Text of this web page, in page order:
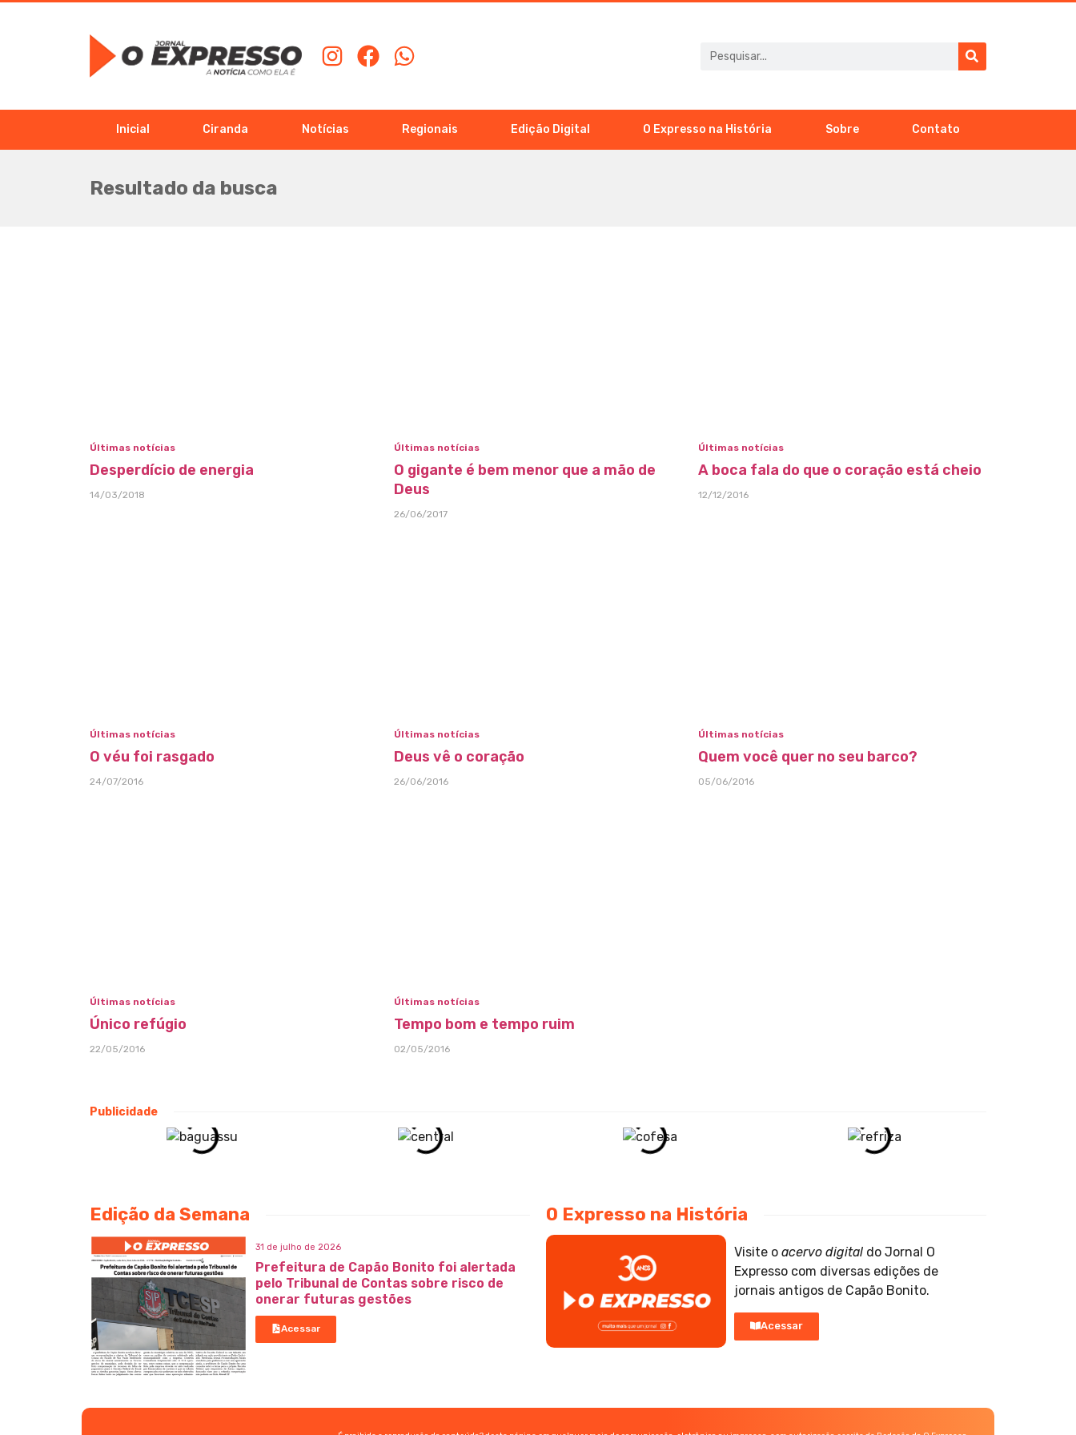
Inicial Ciranda Notícias Regionais Edição Digital O Expresso na História Sobre Contato
Resultado da busca
Últimas notícias
Desperdício de energia
14/03/2018
Últimas notícias
O gigante é bem menor que a mão de
Deus
26/06/2017
Últimas notícias
A boca fala do que o coração está cheio
12/12/2016
Últimas notícias
O véu foi rasgado
24/07/2016
Últimas notícias
Deus vê o coração
26/06/2016
Últimas notícias
Quem você quer no seu barco?
05/06/2016
Últimas notícias
Único refúgio
22/05/2016
Últimas notícias
Tempo bom e tempo ruim
02/05/2016
Publicidade
Edição da Semana
31 de julho de 2026
Prefeitura de Capão Bonito foi alertada
pelo Tribunal de Contas sobre risco de
onerar futuras gestões
Acessar
O Expresso na História
Visite o acervo digital do Jornal O
Expresso com diversas edições de
jornais antigos de Capão Bonito.
Acessar